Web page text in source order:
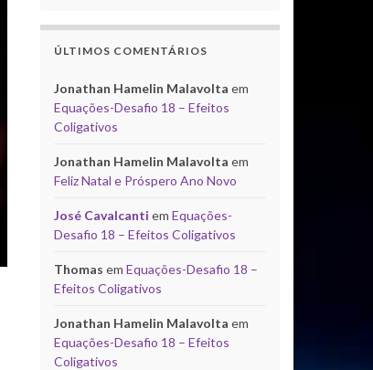
ÚLTIMOS COMENTÁRIOS
Jonathan Hamelin Malavolta em
Equações-Desafio 18 – Efeitos
Coligativos
Jonathan Hamelin Malavolta em
Feliz Natal e Próspero Ano Novo
José Cavalcanti em Equações-
Desafio 18 – Efeitos Coligativos
Thomas em Equações-Desafio 18 –
Efeitos Coligativos
Jonathan Hamelin Malavolta em
Equações-Desafio 18 – Efeitos
Coligativos